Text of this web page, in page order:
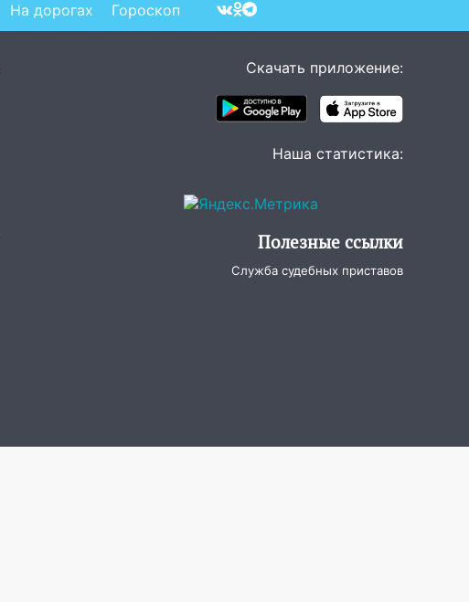
На дорогах Гороскоп
Скачать приложение:
Наша статистика:
Полезные ссылки
Служба судебных приставов